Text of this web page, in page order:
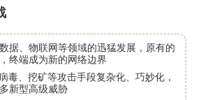
据、物联网等领域的迅猛发展，原有的
终端成为新的网络边界
毒、挖矿等攻击手段复杂化、巧妙化，
新型高级威胁